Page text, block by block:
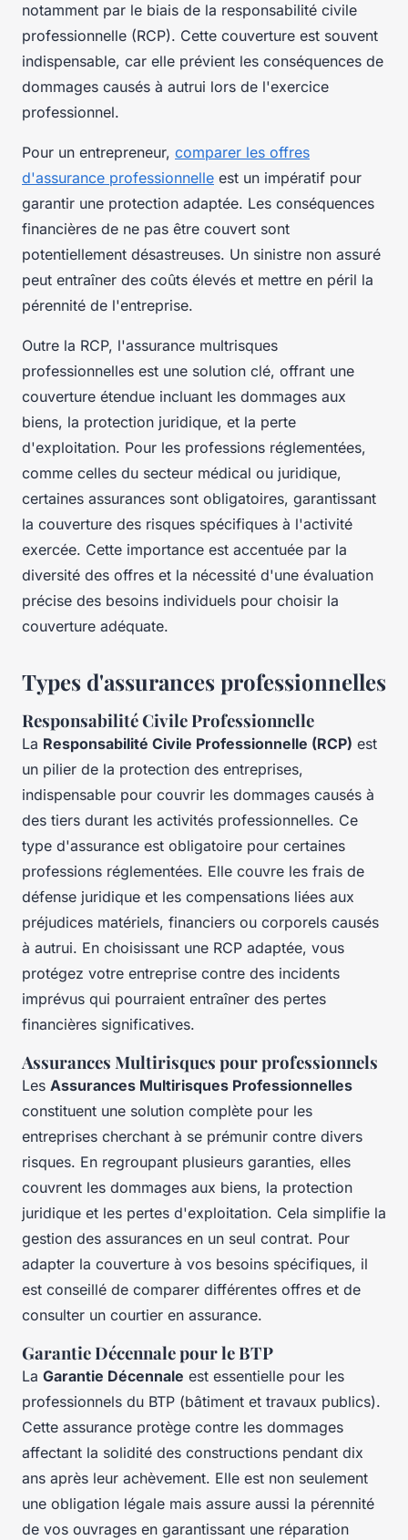
notamment par le biais de la responsabilité civile
professionnelle (RCP). Cette couverture est souvent
indispensable, car elle prévient les conséquences de
dommages causés à autrui lors de l'exercice
professionnel.
Pour un entrepreneur, comparer les offres
d'assurance professionnelle est un impératif pour
garantir une protection adaptée. Les conséquences
financières de ne pas être couvert sont
potentiellement désastreuses. Un sinistre non assuré
peut entraîner des coûts élevés et mettre en péril la
pérennité de l'entreprise.
Outre la RCP, l'assurance multrisques
professionnelles est une solution clé, offrant une
couverture étendue incluant les dommages aux
biens, la protection juridique, et la perte
d'exploitation. Pour les professions réglementées,
comme celles du secteur médical ou juridique,
certaines assurances sont obligatoires, garantissant
la couverture des risques spécifiques à l'activité
exercée. Cette importance est accentuée par la
diversité des offres et la nécessité d'une évaluation
précise des besoins individuels pour choisir la
couverture adéquate.
Types d'assurances professionnelles
Responsabilité Civile Professionnelle
La Responsabilité Civile Professionnelle (RCP) est
un pilier de la protection des entreprises,
indispensable pour couvrir les dommages causés à
des tiers durant les activités professionnelles. Ce
type d'assurance est obligatoire pour certaines
professions réglementées. Elle couvre les frais de
défense juridique et les compensations liées aux
préjudices matériels, financiers ou corporels causés
à autrui. En choisissant une RCP adaptée, vous
protégez votre entreprise contre des incidents
imprévus qui pourraient entraîner des pertes
financières significatives.
Assurances Multirisques pour professionnels
Les Assurances Multirisques Professionnelles
constituent une solution complète pour les
entreprises cherchant à se prémunir contre divers
risques. En regroupant plusieurs garanties, elles
couvrent les dommages aux biens, la protection
juridique et les pertes d'exploitation. Cela simplifie la
gestion des assurances en un seul contrat. Pour
adapter la couverture à vos besoins spécifiques, il
est conseillé de comparer différentes offres et de
consulter un courtier en assurance.
Garantie Décennale pour le BTP
La Garantie Décennale est essentielle pour les
professionnels du BTP (bâtiment et travaux publics).
Cette assurance protège contre les dommages
affectant la solidité des constructions pendant dix
ans après leur achèvement. Elle est non seulement
une obligation légale mais assure aussi la pérennité
de vos ouvrages en garantissant une réparation